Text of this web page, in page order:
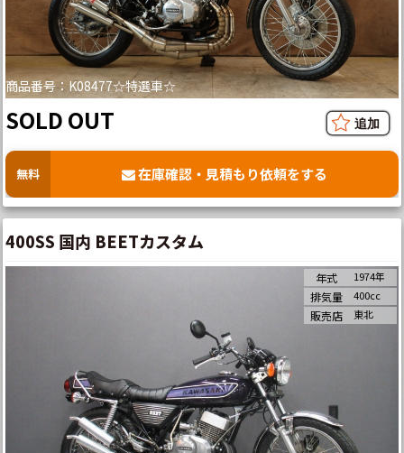
商品番号：K08477☆特選車☆
SOLD OUT
無料 在庫確認・見積もり依頼をする
400SS 国内 BEETカスタム
年式 1974年
排気量 400cc
販売店 東北